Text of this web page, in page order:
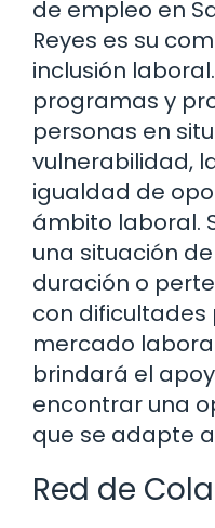
de empleo en
Reyes es su
inclusión
programas y
personas en
vulnerabilidad,
igualdad de
ámbito laboral.
una situación
duración o
con
mercado
brindará el
encontrar una
que se adapte
Red de